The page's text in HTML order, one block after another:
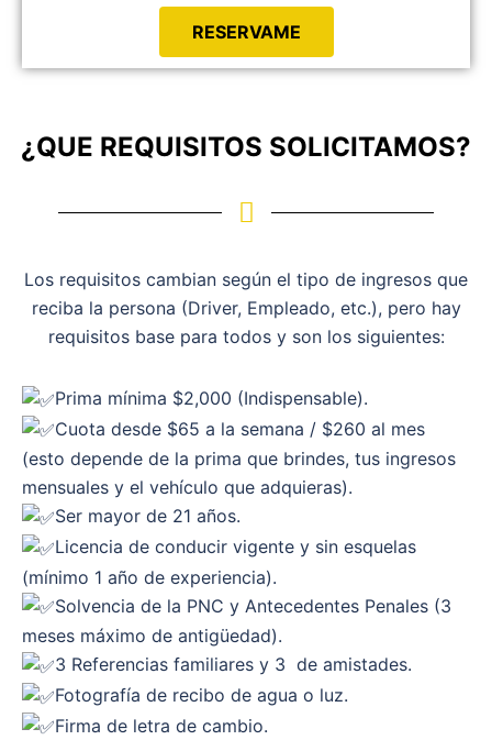
RESERVAME
¿QUE REQUISITOS SOLICITAMOS?
Los requisitos cambian según el tipo de ingresos que
reciba la persona (Driver, Empleado, etc.), pero hay
requisitos base para todos y son los siguientes:
Prima mínima $2,000 (Indispensable).
Cuota desde $65 a la semana / $260 al mes
(esto depende de la prima que brindes, tus ingresos
mensuales y el vehículo que adquieras).
Ser mayor de 21 años.
Licencia de conducir vigente y sin esquelas
(mínimo 1 año de experiencia).
Solvencia de la PNC y Antecedentes Penales (3
meses máximo de antigüedad).
3 Referencias familiares y 3 de amistades.
Fotografía de recibo de agua o luz.
Firma de letra de cambio.